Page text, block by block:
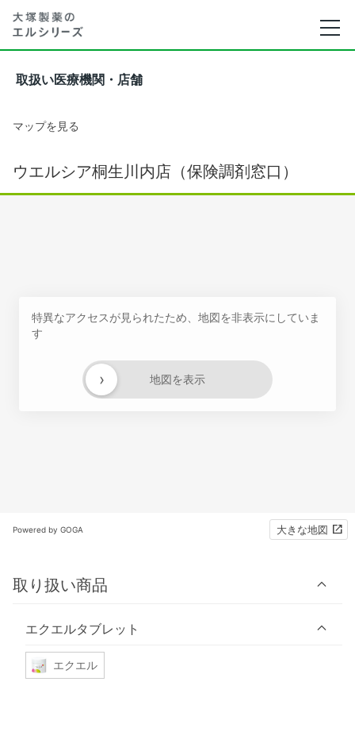
取扱い医療機関・店舗
マップを見る
ウエルシア桐生川内店（保険調剤窓口）
特異なアクセスが見られたため、地図を非表示にしていま
す
地図を表示
›
Powered by GOGA 大きな地図
取り扱い商品
エクエルタブレット
エクエル